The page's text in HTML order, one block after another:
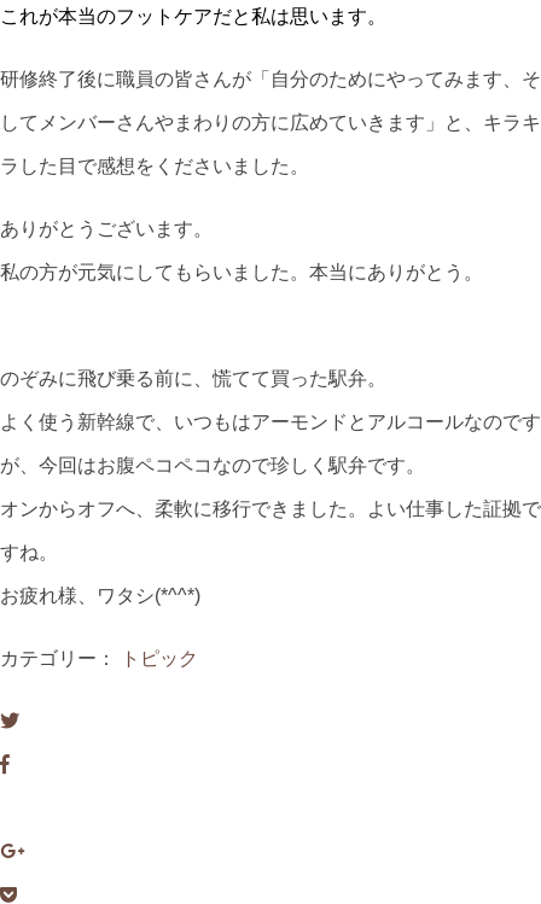
これが本当のフットケアだと私は思います。
研修終了後に職員の皆さんが「自分のためにやってみます、そ
してメンバーさんやまわりの方に広めていきます」と、キラキ
ラした目で感想をくださいました。
ありがとうございます。
私の方が元気にしてもらいました。本当にありがとう。
のぞみに飛び乗る前に、慌てて買った駅弁。
よく使う新幹線で、いつもはアーモンドとアルコールなのです
が、今回はお腹ペコペコなので珍しく駅弁です。
オンからオフへ、柔軟に移行できました。よい仕事した証拠で
すね。
お疲れ様、ワタシ(*^^*)
カテゴリー： トピック